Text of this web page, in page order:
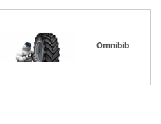
Omnibib